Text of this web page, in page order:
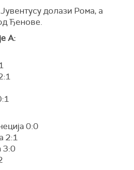
долази Рома, а
Ђенове.
А:
0:0
2:1
3:0